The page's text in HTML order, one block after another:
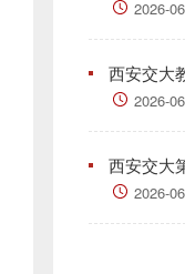
2026-
西安交大
2026-
西安交大
2026-